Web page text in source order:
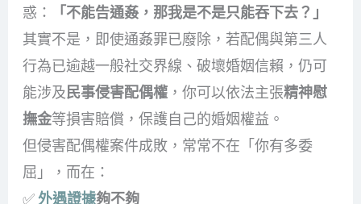
惑：
「不能告通姦，那我是不是只能吞下去？」
其實不是，即使通姦罪已廢除，若配偶與第三人
行為已逾越一般社交界線、破壞婚姻信賴，仍可
能涉及 民事侵害配偶權，你可以依法主張精神慰
撫金等損害賠償，保護自己的婚姻權益。
但侵害配偶權案件成敗，常常不在「你有多委
屈」，而在：
✅外遇證據夠不夠